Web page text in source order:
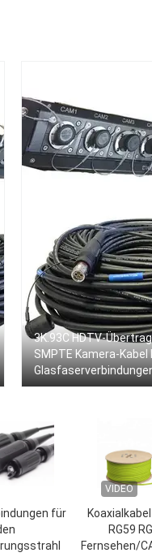
3K.93C HDTV-
SMPTE Kamera-Kabel
Glasfaserverbindungen
0.5M
für
VIDEO
Koaxialkabel
RG59
Fernsehen/